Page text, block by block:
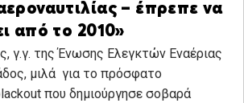
– έπρεπε να
από το 2010»
γ.γ. της Ένωσης Ελεγκτών Εναέριας
μιλά για το πρόσφατο
που δημιούργησε σοβαρά